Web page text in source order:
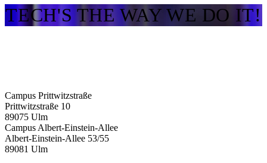
TECH'S THE WAY WE DO IT!
Campus Prittwitzstraße
Prittwitzstraße 10
89075 Ulm
Campus Albert-Einstein-Allee
Albert-Einstein-Allee 53/​55
89081 Ulm